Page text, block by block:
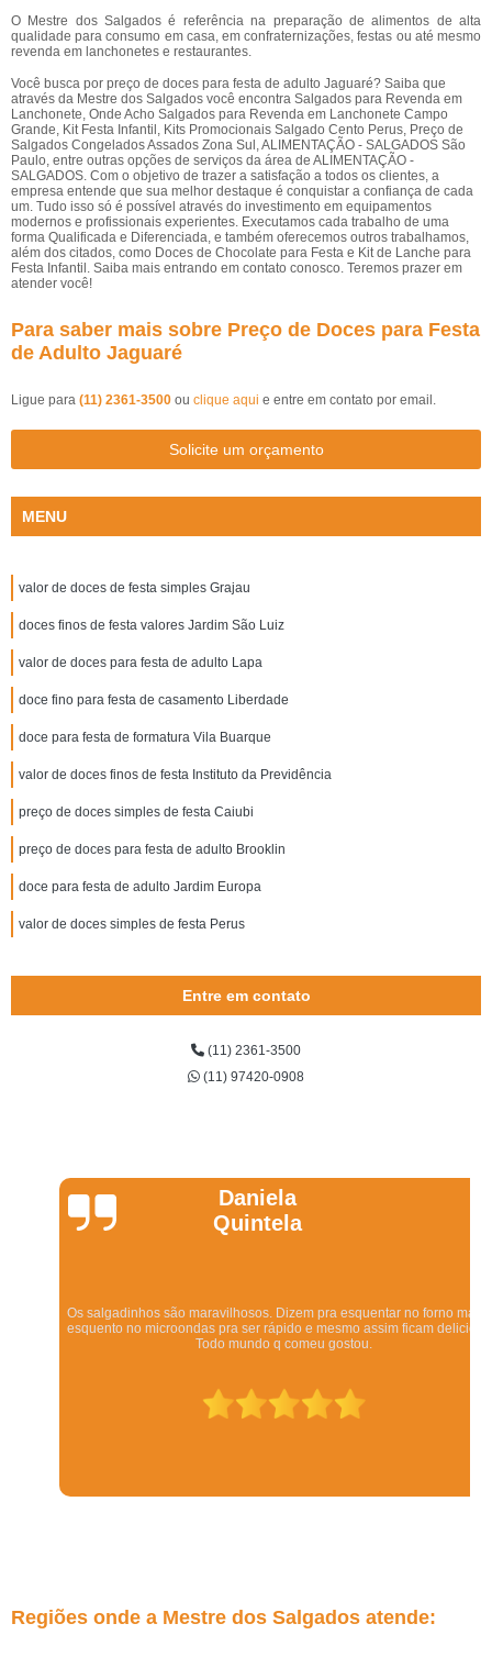
O Mestre dos Salgados é referência na preparação de alimentos de alta
qualidade para consumo em casa, em confraternizações, festas ou até mesmo
revenda em lanchonetes e restaurantes.
Você busca por preço de doces para festa de adulto Jaguaré? Saiba que
através da Mestre dos Salgados você encontra Salgados para Revenda em
Lanchonete, Onde Acho Salgados para Revenda em Lanchonete Campo
Grande, Kit Festa Infantil, Kits Promocionais Salgado Cento Perus, Preço de
Salgados Congelados Assados Zona Sul, ALIMENTAÇÃO - SALGADOS São
Paulo, entre outras opções de serviços da área de ALIMENTAÇÃO -
SALGADOS. Com o objetivo de trazer a satisfação a todos os clientes, a
empresa entende que sua melhor destaque é conquistar a confiança de cada
um. Tudo isso só é possível através do investimento em equipamentos
modernos e profissionais experientes. Executamos cada trabalho de uma
forma Qualificada e Diferenciada, e também oferecemos outros trabalhamos,
além dos citados, como Doces de Chocolate para Festa e Kit de Lanche para
Festa Infantil. Saiba mais entrando em contato conosco. Teremos prazer em
atender você!
Para saber mais sobre Preço de Doces para Festa
de Adulto Jaguaré
Ligue para (11) 2361-3500 ou clique aqui e entre em contato por email.
Solicite um orçamento
MENU
valor de doces de festa simples Grajau
doces finos de festa valores Jardim São Luiz
valor de doces para festa de adulto Lapa
doce fino para festa de casamento Liberdade
doce para festa de formatura Vila Buarque
valor de doces finos de festa Instituto da Previdência
preço de doces simples de festa Caiubi
preço de doces para festa de adulto Brooklin
doce para festa de adulto Jardim Europa
valor de doces simples de festa Perus
Entre em contato
(11) 2361-3500
(11) 97420-0908
Daniela
Quintela
Os salgadinhos são maravilhosos. Dizem pra esquentar no forno mas eu
esquento no microondas pra ser rápido e mesmo assim ficam deliciosos.
Todo mundo q comeu gostou.
Regiões onde a Mestre dos Salgados atende: